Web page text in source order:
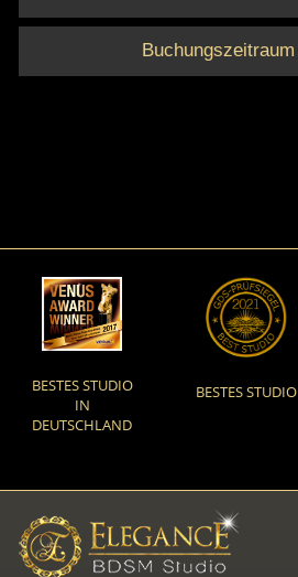
BESTES STUDIO
IN
DEUTSCHLAND
BESTES STUDIO